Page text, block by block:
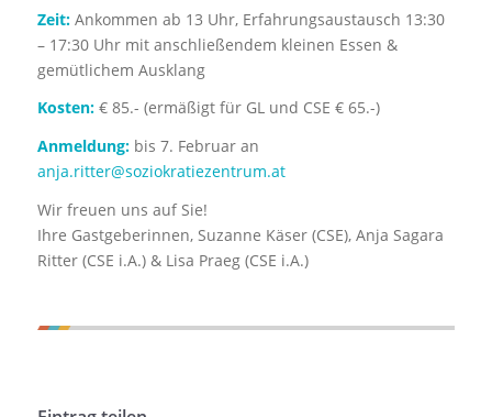
Zeit:Ankommen ab 13 Uhr, Erfahrungsaustausch 13:30
– 17:30 Uhr mit anschließendem kleinen Essen &
gemütlichem Ausklang
Kosten:€ 85.- (ermäßigt für GL und CSE € 65.-)
Anmeldung:bis 7. Februar an
anja.ritter@soziokratiezentrum.at
Wir freuen uns auf Sie!
Ihre Gastgeberinnen, Suzanne Käser (CSE), Anja Sagara
Ritter (CSE i.A.) & Lisa Praeg (CSE i.A.)